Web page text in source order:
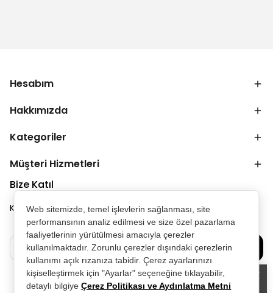
Web sitemizde, temel işlevlerin sağlanması, site
performansının analiz edilmesi ve size özel pazarlama
faaliyetlerinin yürütülmesi amacıyla çerezler
kullanılmaktadır. Zorunlu çerezler dışındaki çerezlerin
kullanımı açık rızanıza tabidir. Çerez ayarlarınızı
kişiselleştirmek için "Ayarlar" seçeneğine tıklayabilir,
detaylı bilgiyeÇerez Politikası ve Aydınlatma Metni
Alışveriş deneyiminizi iyileştirmek için
Hesabım
Hakkımızda
Kategoriler
Müşteri Hizmetleri
Bize Katıl
Kampanya ve duyurulardan ilk senin haberin olsun.
Bize Katılın